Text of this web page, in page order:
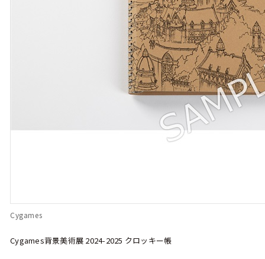
Cygames
Cygames背景美術展 2024-2025 クロッキー帳